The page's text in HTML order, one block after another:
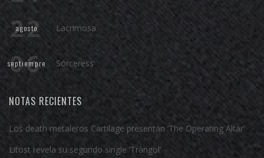
22
agosto Lacrimosa
06
septiempre Sörceress
NOTAS RECIENTES
Los death metaleros Cartilage presentan ‘The Operating Altar’
Litost revela su segundo single ‘Tràngol’